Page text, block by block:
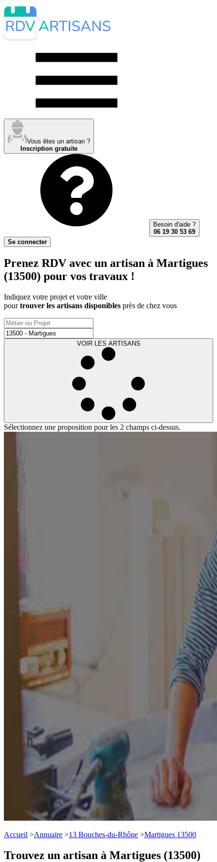
Vous êtes un artisan ?
Inscription gratuite
Besoin d'aide ?
06 19 30 53 69
Se connecter
Prenez RDV avec un artisan à Martigues
(13500) pour vos travaux !
Indiquez votre projet et votre ville
pourtrouver les artisans disponibles près de chez vous
Sélectionnez une proposition pour les 2 champs ci-dessus.
Accueil >Annuaire >13 Bouches-du-Rhône >Martigues 13500
Trouvez un artisan à Martigues (13500)